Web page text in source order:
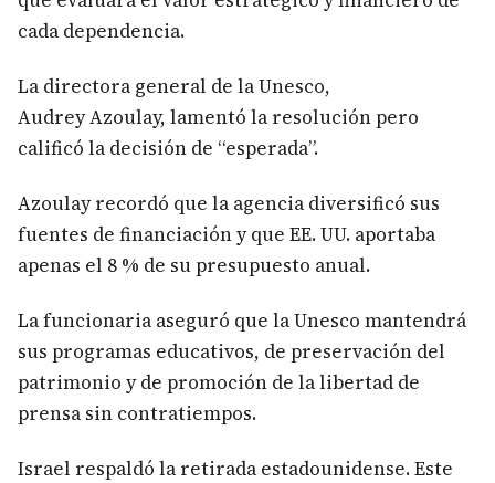
cada dependencia.
La directora general de la Unesco,
Audrey Azoulay, lamentó la resolución pero
calificó la decisión de “esperada”.
Azoulay recordó que la agencia diversificó sus
fuentes de financiación y que EE. UU. aportaba
apenas el 8 % de su presupuesto anual.
La funcionaria aseguró que la Unesco mantendrá
sus programas educativos, de preservación del
patrimonio y de promoción de la libertad de
prensa sin contratiempos.
Israel respaldó la retirada estadounidense. Este